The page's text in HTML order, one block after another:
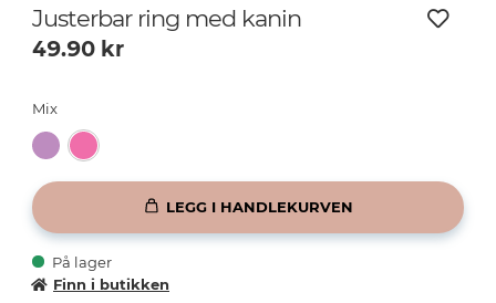
Justerbar ring med kanin
49.90 kr
Mix
LEGG I HANDLEKURVEN
På lager
Finn i butikken